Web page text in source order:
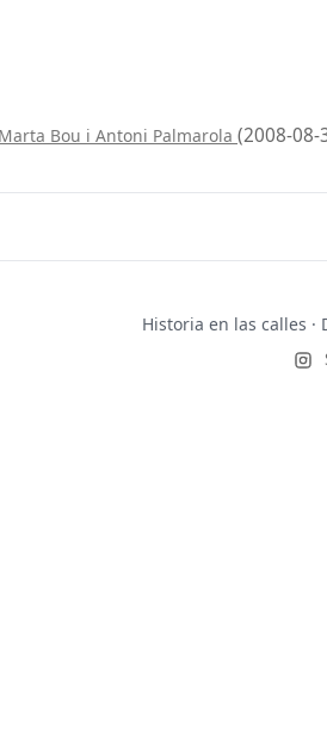
Marta Bou i Antoni Palmarola (2008-08-
Historia en las calles ·